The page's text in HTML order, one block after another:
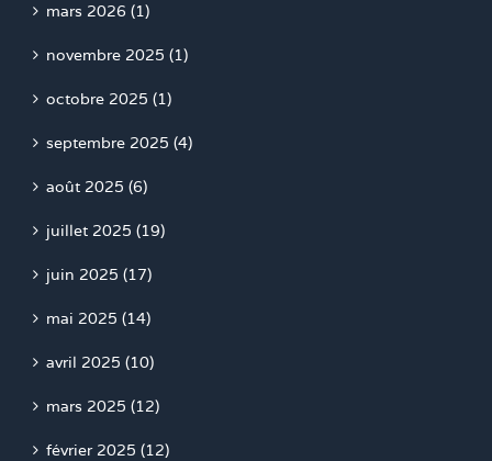
mars 2026 (1)
novembre 2025 (1)
octobre 2025 (1)
septembre 2025 (4)
août 2025 (6)
juillet 2025 (19)
juin 2025 (17)
mai 2025 (14)
avril 2025 (10)
mars 2025 (12)
février 2025 (12)